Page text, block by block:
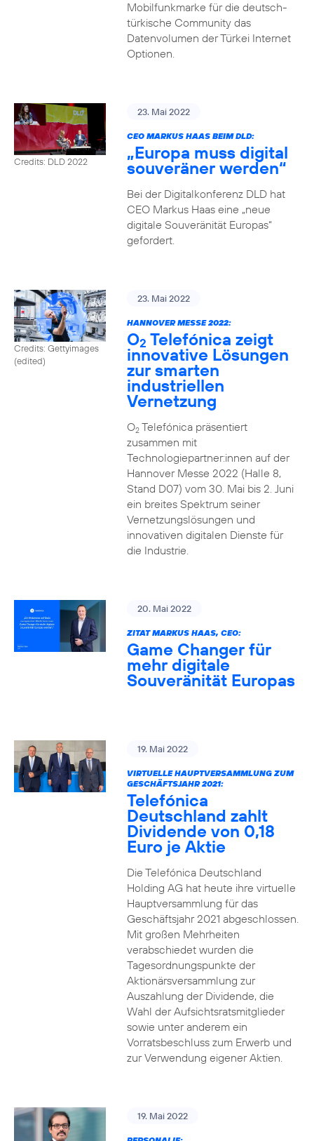
Mobilfunkmarke für die deutsch-
türkische Community das
Datenvolumen der Türkei Internet
Optionen.
Credits: DLD 2022
23. Mai 2022
CEO MARKUS HAAS BEIM DLD:
„Europa muss digital
souveräner werden“
Bei der Digitalkonferenz DLD hat
CEO Markus Haas eine „neue
digitale Souveränität Europas“
gefordert.
Credits: Gettyimages
(edited)
23. Mai 2022
HANNOVER MESSE 2022:
O2 Telefónica zeigt
innovative Lösungen
zur smarten
industriellen
Vernetzung
O2Telefónica präsentiert
zusammen mit
Technologiepartner:innen auf der
Hannover Messe 2022 (Halle 8,
Stand D07) vom 30. Mai bis 2. Juni
ein breites Spektrum seiner
Vernetzungslösungen und
innovativen digitalen Dienste für
die Industrie.
20. Mai 2022
ZITAT MARKUS HAAS, CEO:
Game Changer für
mehr digitale
Souveränität Europas
19. Mai 2022
VIRTUELLE HAUPTVERSAMMLUNG ZUM
GESCHÄFTSJAHR 2021:
Telefónica
Deutschland zahlt
Dividende von 0,18
Euro je Aktie
Die Telefónica Deutschland
Holding AG hat heute ihre virtuelle
Hauptversammlung für das
Geschäftsjahr 2021 abgeschlossen.
Mit großen Mehrheiten
verabschiedet wurden die
Tagesordnungspunkte der
Aktionärsversammlung zur
Auszahlung der Dividende, die
Wahl der Aufsichtsratsmitglieder
sowie unter anderem ein
Vorratsbeschluss zum Erwerb und
zur Verwendung eigener Aktien.
19. Mai 2022